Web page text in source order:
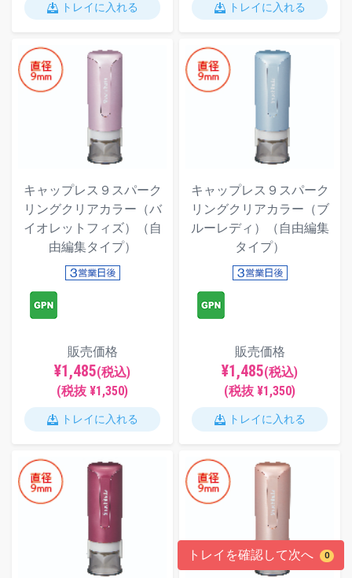
トレイに入れる トレイに入れる
キャップレス９スパーク
リングクリアカラー（バ
イオレットフィズ）（自
由編集タイプ）
販売価格
¥1,485(税込)
(税抜 ¥1,350)
トレイに入れる
キャップレス９スパーク
リングクリアカラー（ブ
ルーレディ）（自由編集
タイプ）
販売価格
¥1,485(税込)
(税抜 ¥1,350)
トレイに入れる
トレイを確認して次へ 0